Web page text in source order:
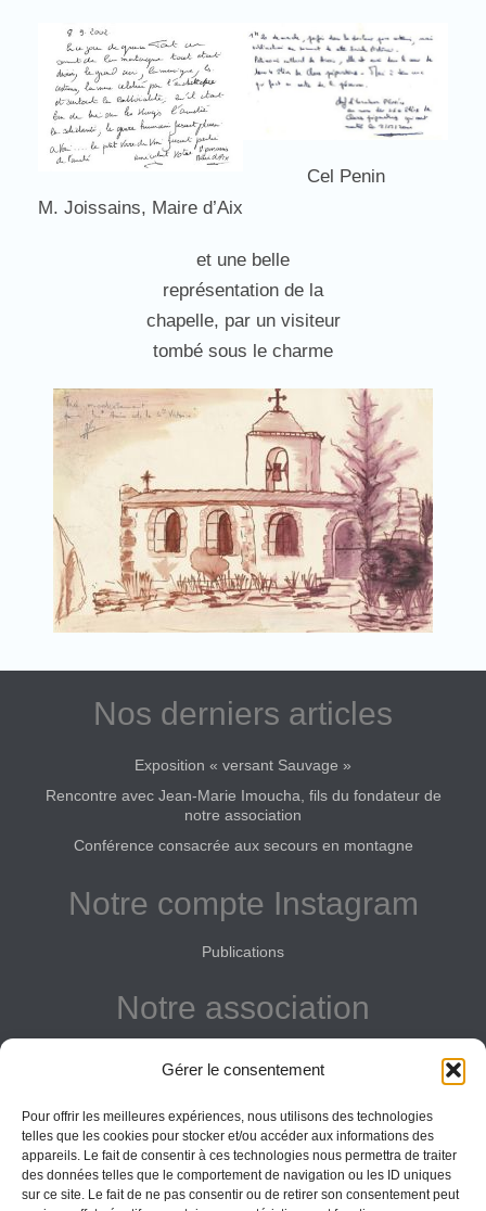
Gérer le consentement
Pour offrir les meilleures expériences, nous utilisons des technologies
telles que les cookies pour stocker et/ou accéder aux informations des
appareils. Le fait de consentir à ces technologies nous permettra de traiter
des données telles que le comportement de navigation ou les ID uniques
sur ce site. Le fait de ne pas consentir ou de retirer son consentement peut
M. Joissains, Maire d’Aix
Cel Penin
et une belle
représentation de la
chapelle, par un visiteur
tombé sous le charme
Nos derniers articles
Exposition « versant Sauvage »
Rencontre avec Jean-Marie Imoucha, fils du fondateur de
notre association
Conférence consacrée aux secours en montagne
Notre compte Instagram
Publications
Notre association
Donner
Vos obligations